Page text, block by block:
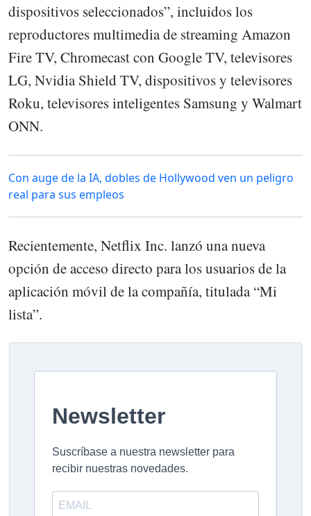
dispositivos seleccionados”, incluidos los
reproductores multimedia de streaming Amazon
Fire TV, Chromecast con Google TV, televisores
LG, Nvidia Shield TV, dispositivos y televisores
Roku, televisores inteligentes Samsung y Walmart
ONN.
Con auge de la IA, dobles de Hollywood ven un peligro
real para sus empleos
Recientemente, Netflix Inc. lanzó una nueva
opción de acceso directo para los usuarios de la
aplicación móvil de la compañía, titulada “Mi
lista”.